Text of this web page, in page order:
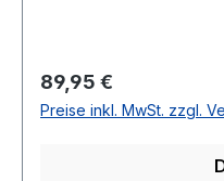
Regulärer Preis:
89,95 €
Preise inkl. MwSt. zzgl.